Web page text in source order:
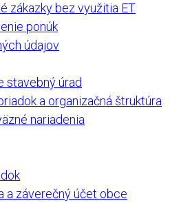
zákazky bez využitia ET
ponúk
údajov
stavebný úrad
a organizačná štruktúra
nariadenia
a záverečný účet obce